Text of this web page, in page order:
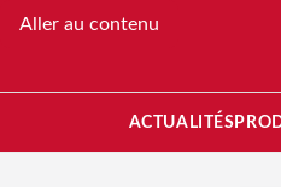
Aller au contenu
ACTUALITÉS